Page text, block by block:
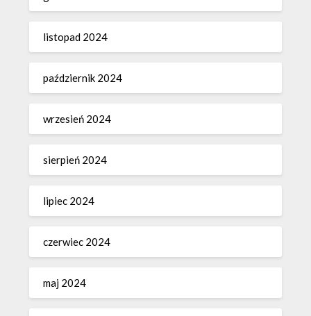
listopad 2024
październik 2024
wrzesień 2024
sierpień 2024
lipiec 2024
czerwiec 2024
maj 2024